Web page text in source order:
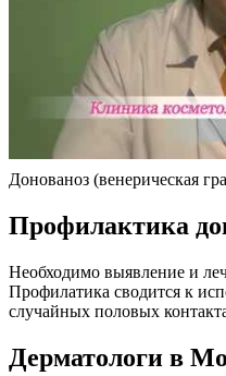
Донованоз (венерическая
Профилактика
Необходимо выявление и
Профилатика сводится к
случайных половых
Дерматологи в